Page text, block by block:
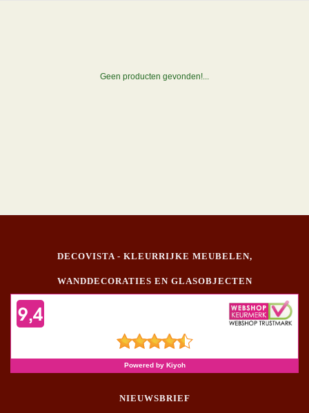
Geen producten gevonden!...
DECOVISTA - KLEURRIJKE MEUBELEN,
WANDDECORATIES EN GLASOBJECTEN
NIEUWSBRIEF